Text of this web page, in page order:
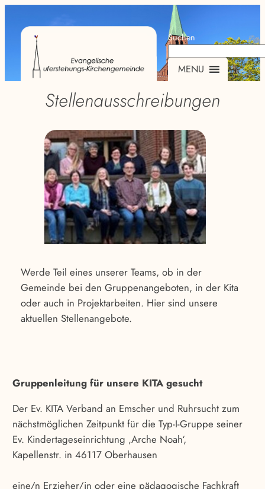
Suchen
MENU
Stellenausschreibungen
Werde Teil eines unserer Teams, ob in der
Gemeinde bei den Gruppenangeboten, in der Kita
oder auch in Projektarbeiten. Hier sind unsere
aktuellen Stellenangebote.
Gruppenleitung für unsere KITA gesucht
Der Ev. KITA Verband an Emscher und Ruhrsucht zum
nächstmöglichen Zeitpunkt für die Typ-I-Gruppe seiner
Ev. Kindertageseinrichtung ‚Arche Noah‘,
Kapellenstr. in 46117 Oberhausen
eine/n Erzieher/in oder eine pädagogische Fachkraft